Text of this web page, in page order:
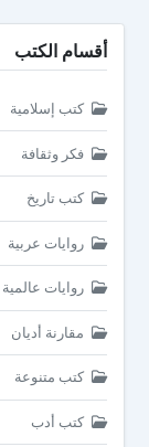
أقسام الكتب
كتب إسلامية
فكر وثقافة
كتب تاريخ
روايات عربية
روايات عالمية
مقارنة أديان
كتب متنوعة
كتب أدب